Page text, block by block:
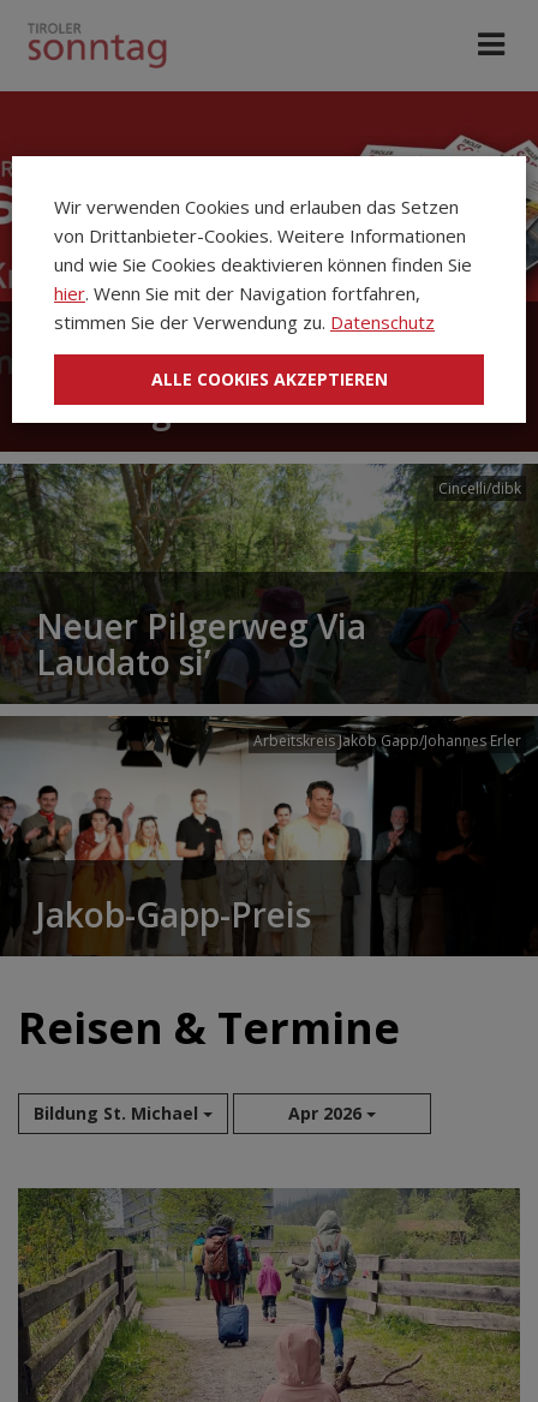
Die Kirchenzeitung Tiroler
Sonntag
Cincelli/dibk
Neuer Pilgerweg Via
Laudato si’
Arbeitskreis Jakob Gapp/Johannes Erler
Jakob-Gapp-Preis
Reisen & Termine
Bildung St. Michael Apr 2026
Aug 2026
Sep 2026
Okt 2026
Nov 2026
Dez 2026
Jan 2027
Feb 2027
Wir verwenden Cookies und erlauben das Setzen
von Drittanbieter-Cookies. Weitere Informationen
und wie Sie Cookies deaktivieren können finden Sie
hier. Wenn Sie mit der Navigation fortfahren,
stimmen Sie der Verwendung zu. Datenschutz
ALLE COOKIES AKZEPTIEREN